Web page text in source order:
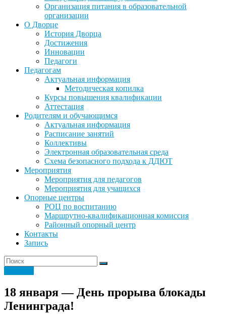
Организация питания в образовательной
организации
О Дворце
История Дворца
Достижения
Инновации
Педагоги
Педагогам
Актуальная информация
Методическая копилка
Курсы повышения квалификации
Аттестация
Родителям и обучающимся
Актуальная информация
Расписание занятий
Коллективы
Электронная образовательная среда
Схема безопасного подхода к ДДЮТ
Мероприятия
Мероприятия для педагогов
Мероприятия для учащихся
Опорные центры
РОЦ по воспитанию
Маршрутно-квалификационная комиссия
Районный опорный центр
Контакты
Запись
18 января — День прорыва блокады
Ленинграда!